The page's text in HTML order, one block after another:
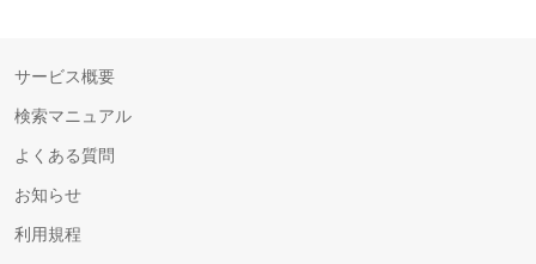
サービス概要
検索マニュアル
よくある質問
お知らせ
利用規程